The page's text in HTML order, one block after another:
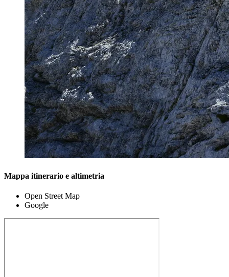
Mappa itinerario e altimetria
Open Street Map
Google